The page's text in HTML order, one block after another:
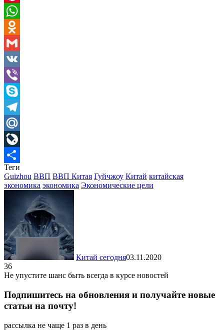
Pinterest
WhatsApp
Odnoklassniki
Gmail
VK
Viber
Skype
Telegram
Mail.Ru
LiveJournal
Отправить
Теги
Guizhou ВВП ВВП Китая Гуйчжоу Китай китайская
экономика экономика Экономические цели
Китай сегодня03.11.2020
36
Не упустите шанс быть всегда в курсе новостей
Подпишитесь на обновления и получайте новые
статьи на почту!
рассылка не чаще 1 раз в день